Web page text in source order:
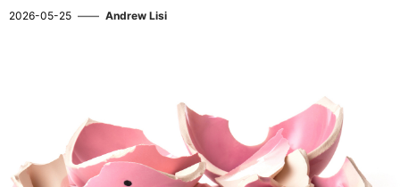
2026-05-25 —— Andrew Lisi